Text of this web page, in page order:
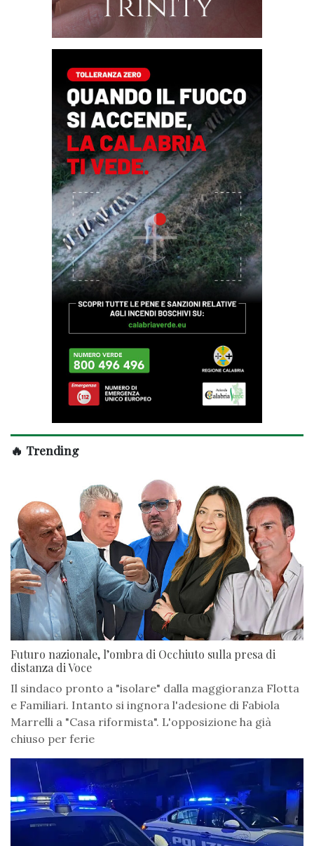
🔥 Trending
Futuro nazionale, l’ombra di Occhiuto sulla presa di
distanza di Voce
Il sindaco pronto a "isolare" dalla maggioranza Flotta
e Familiari. Intanto si ingnora l'adesione di Fabiola
Marrelli a "Casa riformista". L'opposizione ha già
chiuso per ferie